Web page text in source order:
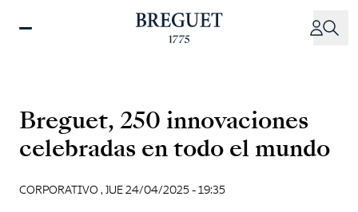
Breguet, 250 innovaciones
celebradas en todo el mundo
CORPORATIVO , JUE 24/04/2025 - 19:35